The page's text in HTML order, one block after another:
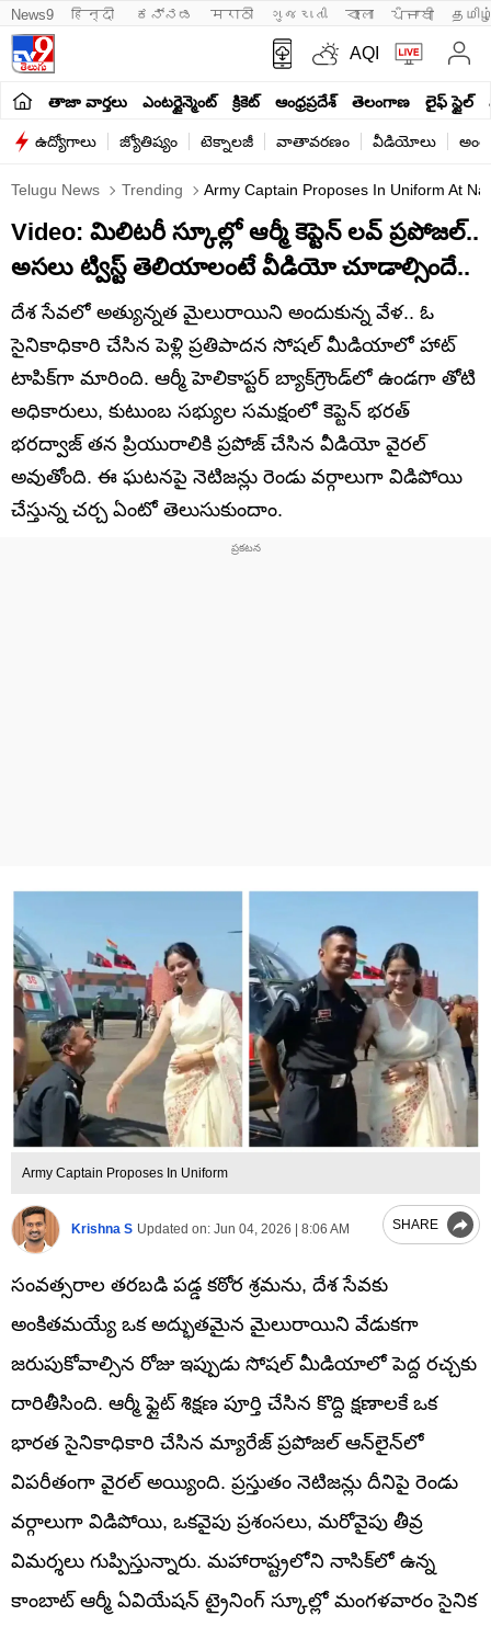
News9 हिन्दी ಕನ್ನಡ मराठी ગુજરાતી বাংলা ਪੰਜਾਬੀ
AQI
తాజా వార్తలు ఎంటర్టైన్మెంట్ క్రికెట్ ఆంధ్రప్రదేశ్ తెలంగాణ లైఫ్ స్టైల్
ఉద్యోగాలు జ్యోతిష్యం టెక్నాలజీ వాతావరణం వీడియోలు
Telugu News Trending Army Captain Proposes In Uniform At
Video: మిలిటరీ స్కూల్లో ఆర్మీ కెప్టెన్ లవ్ ప్రపోజల్..
అసలు ట్విస్ట్ తెలియాలంటే వీడియో చూడాల్సిందే..
దేశ సేవలో అత్యున్నత మైలురాయిని అందుకున్న వేళ.. ఓ
సైనికాధికారి చేసిన పెళ్లి ప్రతిపాదన సోషల్ మీడియాలో హాట్
టాపిక్‌గా మారింది. ఆర్మీ హెలికాప్టర్ బ్యాక్‌గ్రౌండ్‌లో ఉండగా తోటి
అధికారులు, కుటుంబ సభ్యుల సమక్షంలో కెప్టెన్ భరత్
భరద్వాజ్ తన ప్రియురాలికి ప్రపోజ్ చేసిన వీడియో వైరల్
అవుతోంది. ఈ ఘటనపై నెటిజన్లు రెండు వర్గాలుగా విడిపోయి
చేస్తున్న చర్చ ఏంటో తెలుసుకుందాం.
Army Captain Proposes In Uniform
Krishna S Updated on: Jun 04, 2026 | 8:06 AM SHARE
సంవత్సరాల తరబడి పడ్డ కఠోర శ్రమను, దేశ సేవకు
అంకితమయ్యే ఒక అద్భుతమైన మైలురాయిని వేడుకగా
జరుపుకోవాల్సిన రోజు ఇప్పుడు సోషల్ మీడియాలో పెద్ద రచ్చకు
దారితీసింది. ఆర్మీ ఫ్లైట్ శిక్షణ పూర్తి చేసిన కొద్ది క్షణాలకే ఒక
భారత సైనికాధికారి చేసిన మ్యారేజ్ ప్రపోజల్ ఆన్‌లైన్‌లో
విపరీతంగా వైరల్ అయ్యింది. ప్రస్తుతం నెటిజన్లు దీనిపై రెండు
వర్గాలుగా విడిపోయి, ఒకవైపు ప్రశంసలు, మరోవైపు తీవ్ర
విమర్శలు గుప్పిస్తున్నారు. మహారాష్ట్రలోని నాసిక్‌లో ఉన్న
కాంబాట్ ఆర్మీ ఏవియేషన్ ట్రైనింగ్ స్కూల్లో మంగళవారం సైనిక